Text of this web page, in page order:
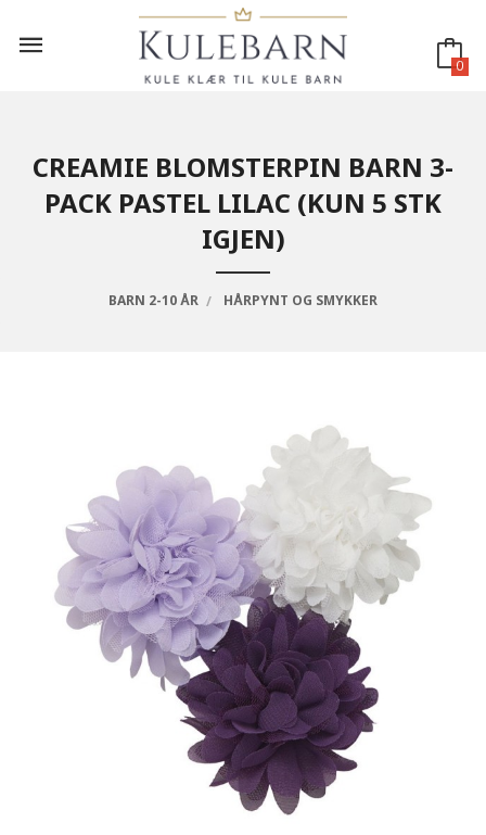
innholdet
0
CREAMIE BLOMSTERPIN BARN 3-
PACK PASTEL LILAC (KUN 5 STK
IGJEN)
BARN 2-10 ÅR HÅRPYNT OG SMYKKER